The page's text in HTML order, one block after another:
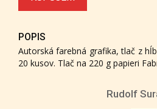
POPIS
Autorská farebná grafika, tlač z
20 kusov. Tlač na 220 g papieri
Rudolf